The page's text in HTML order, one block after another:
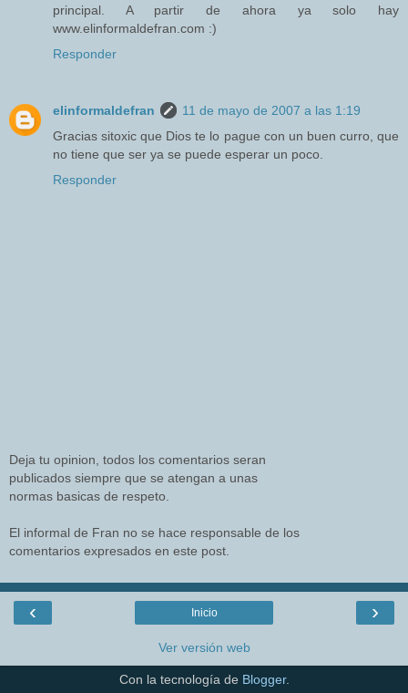
principal. A partir de ahora ya solo hay
www.elinformaldefran.com :)
Responder
elinformaldefran
11 de mayo de 2007 a las 1:19
Gracias sitoxic que Dios te lo pague con un buen curro, que
no tiene que ser ya se puede esperar un poco.
Responder
Deja tu opinion, todos los comentarios seran
publicados siempre que se atengan a unas
normas basicas de respeto.
El informal de Fran no se hace responsable de los
comentarios expresados en este post.
‹ ›
Inicio
Ver versión web
Con la tecnología de Blogger.